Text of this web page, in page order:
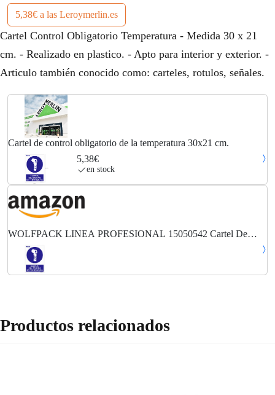
5,38€ a las Leroymerlin.es
Cartel Control Obligatorio Temperatura - Medida 30 x 21
cm. - Realizado en plastico. - Apto para interior y exterior. -
Articulo también conocido como: carteles, rotulos, señales.
Cartel de control obligatorio de la temperatura 30x21 cm.
5,38€
en stock
WOLFPACK LINEA PROFESIONAL 15050542 Cartel De
Control Obligatorio De La Temperatura 30x21 cm, Cranberry
Productos relacionados